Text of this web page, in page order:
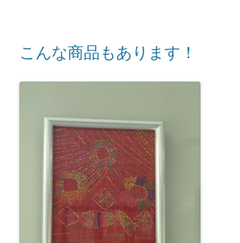
こんな商品もあります！